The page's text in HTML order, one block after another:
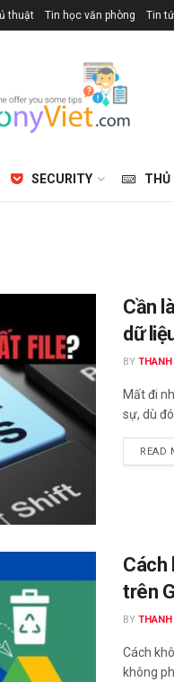
thuật Tin học văn phòng Tin
SECURITY THỦ
Cần
dữ
BY THANH
Mất đi
sự, dù đó
READ
Cách
trên
BY THANH
Cách
không